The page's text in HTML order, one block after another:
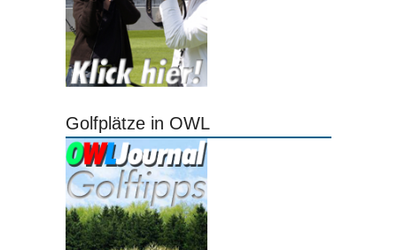
Golfplätze in OWL